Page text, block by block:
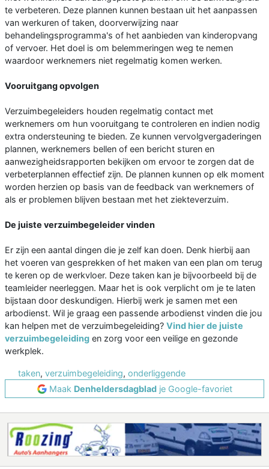
te verbeteren. Deze plannen kunnen bestaan uit het aanpassen
van werkuren of taken, doorverwijzing naar
behandelingsprogramma's of het aanbieden van kinderopvang
of vervoer. Het doel is om belemmeringen weg te nemen
waardoor werknemers niet regelmatig komen werken.
Vooruitgang opvolgen
Verzuimbegeleiders houden regelmatig contact met
werknemers om hun vooruitgang te controleren en indien nodig
extra ondersteuning te bieden. Ze kunnen vervolgvergaderingen
plannen, werknemers bellen of een bericht sturen en
aanwezigheidsrapporten bekijken om ervoor te zorgen dat de
verbeterplannen effectief zijn. De plannen kunnen op elk moment
worden herzien op basis van de feedback van werknemers of
als er problemen blijven bestaan met het ziekteverzuim.
De juiste verzuimbegeleider vinden
Er zijn een aantal dingen die je zelf kan doen. Denk hierbij aan
het voeren van gesprekken of het maken van een plan om terug
te keren op de werkvloer. Deze taken kan je bijvoorbeeld bij de
teamleider neerleggen. Maar het is ook verplicht om je te laten
bijstaan door deskundigen. Hierbij werk je samen met een
arbodienst. Wil je graag een passende arbodienst vinden die jou
kan helpen met de verzuimbegeleiding? Vind hier de juiste
verzuimbegeleiding en zorg voor een veilige en gezonde
werkplek.
taken, verzuimbegeleiding, onderliggende
Maak Denheldersdagbladje Google-favoriet